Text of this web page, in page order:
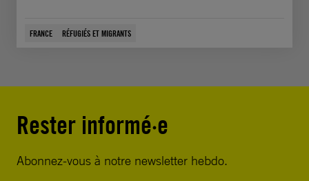
FRANCE RÉFUGIÉS ET MIGRANTS
Rester informé·e
Abonnez-vous à notre newsletter hebdo.